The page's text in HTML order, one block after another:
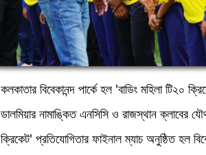
কলকাতার বিবেকানন্দ পার্কে হল 'বাডিং মহিলা টি২০
ডালমিয়ার নামাঙ্কিত এনসিসি ও রাজস্থান ক্লাবের
ক্রিকেট' প্রতিযোগিতার ফাইনাল ম্যাচ অনুষ্ঠিত হল